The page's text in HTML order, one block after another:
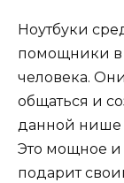
Ноутбуки
помощники в
человека.
общаться и
данной нише
Это мощное и
подарит